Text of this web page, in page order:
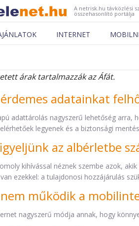
A netrisk.hu távközlési
összehasonlító portálja
INTERNET
árak tartalmazzák az Áfát.
adatainkat
adattárolás nagyszerű lehetőség
legyenek és a biztonsági
az albérletbe
kihívással néznek szembe azok,
ezekkel: a tulajdonosi hozzájárulás
működik a
nagyszerű módja annak, hogy